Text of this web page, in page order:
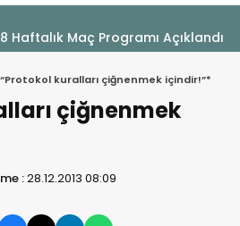
Haftalık Maç Programı Açıklandı
“Protokol kuralları çiğnenmek içindir!”*
çiğnenmek
:28.12.2013 08:09